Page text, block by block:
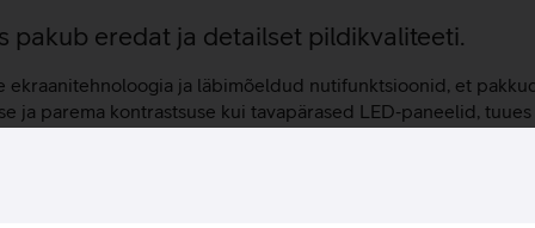
pakub eredat ja detailset pildikvaliteeti.
ja läbimõeldud nutifunktsioonid, et
ja parema kontrastsuse kui tavapärased LED‑paneelid,
terava ja detailse pildi, mis sobib hästi nii
Lite loob 3D‑ruumilise helipildi, mis järgib ekraanil
heli stseenipõhiselt ning sünkroonida teleri ja heliriba
et juhtida kõike mugavalt ühest kohast.